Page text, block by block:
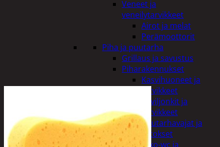
Veneet ja
veneilytarvikkeet
Airot ja melat
Perämoottorit
Piha ja puutarha
Grillaus ja savustus
Piharakennukset
Kasvihuoneet ja
tarvikkeet
Paviljonkit ja
tarvikkeet
Puutarhavajat ja
katokset
Ulko-wc ja